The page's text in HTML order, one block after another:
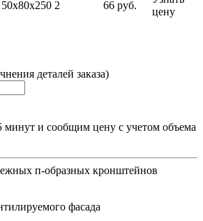
50х80х250 2 66 руб.
цену
деталей заказа)
минут и сообщим цену с учетом объема
п-образных кронштейнов
фасада